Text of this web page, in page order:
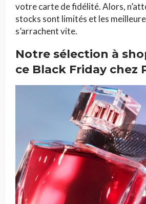
votre carte de fidélité. Alors,
stocks sont limités et les
s’arrachent vite.
Notre sélection à
ce Black Friday chez